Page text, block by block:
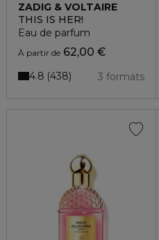
ZADIG & VOLTAIRE
THIS IS HER!
Eau de parfum
À partir de 62,00 €
3 formats
4.8 438